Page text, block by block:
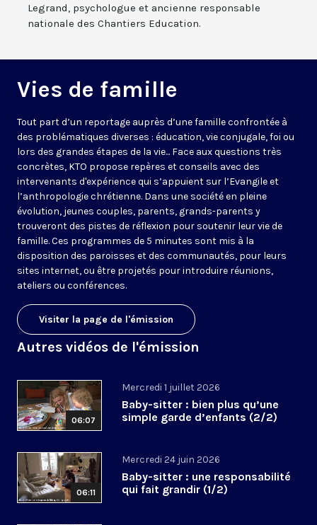
Legrand, psychologue et ancienne responsable
nationale des Chantiers Education.
Vies de famille
Tout part d’un reportage auprès d’une famille confrontée à
des problématiques diverses : éducation, vie conjugale, foi ou
lors des grandes étapes de la vie... Face aux questions très
concrètes, KTO propose repères et conseils avec des
intervenants d'expérience qui s’appuient sur l’Evangile et
l’anthropologie chrétienne. Dans une société en pleine
évolution, jeunes couples, parents, grands-parents y
trouveront des pistes de réflexion pour soutenir leur vie de
famille. Ces programmes de 5 minutes sont mis à la
disposition des paroisses et des communautés, pour leurs
sites internet, ou être projetés pour introduire réunions,
ateliers ou conférences.
Visiter la page de l'émission
Autres vidéos de l'émission
06:07
Mercredi 1 juillet 2026
Baby-sitter : bien plus qu’une
simple garde d’enfants (2/2)
06:11
Mercredi 24 juin 2026
Baby-sitter : une responsabilité
qui fait grandir (1/2)